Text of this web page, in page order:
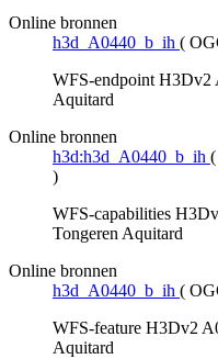
Online bronnen
h3d_A0440_b_ih (
WFS-endpoint H3Dv2
Aquitard
Online bronnen
h3d:h3d_A0440_b_ih (
)
WFS-capabilities
Tongeren Aquitard
Online bronnen
h3d_A0440_b_ih (
WFS-feature H3Dv2
Aquitard